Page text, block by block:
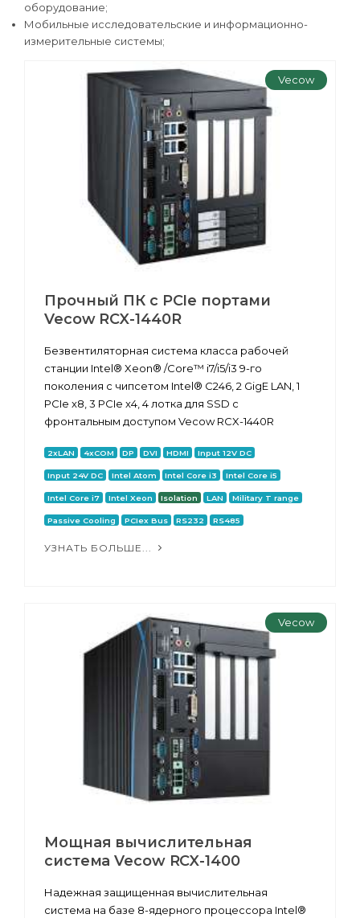
оборудование;
Мобильные исследовательские и информационно-
измерительные системы;
Vecow
Прочный ПК с PCIe портами
Vecow RCX-1440R
Безвентиляторная система класса рабочей
станции Intel® Xeon® /Core™ i7/i5/i3 9-го
поколения с чипсетом Intel® C246, 2 GigE LAN, 1
PCIe x8, 3 PCIe x4, 4 лотка для SSD с
фронтальным доступом Vecow RCX-1440R
2xLAN 4xCOM DP DVI HDMI Input 12V DC
Input 24V DC Intel Atom Intel Core i3 Intel Core i5
Intel Core i7 Intel Xeon Isolation LAN Military T range
Passive Cooling PCIex Bus RS232 RS485
УЗНАТЬ БОЛЬШЕ...
Vecow
Мощная вычислительная
система Vecow RCX-1400
Надежная защищенная вычислительная
система на базе 8-ядерного процессора Intel®